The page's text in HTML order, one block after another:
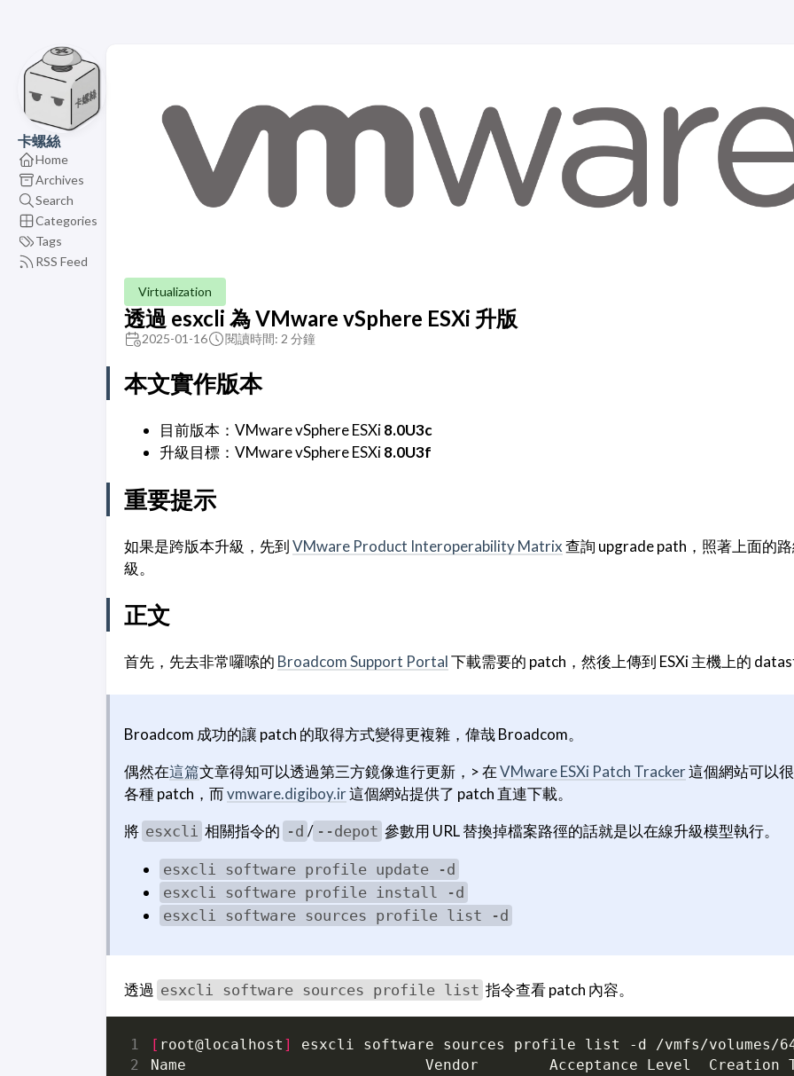
卡螺絲
Home
Archives
Search
Categories
Tags
RSS Feed
Virtualization
透過 esxcli 為 VMware vSphere ESXi 升版
2025-01-16 閱讀時間: 2 分鐘
本文實作版本
目前版本：VMware vSphere ESXi8.0U3c
升級目標：VMware vSphere ESXi8.0U3f
重要提示
如果是跨版本升級，先到VMware Product Interoperability Matrix查詢 upgrade path，照著上面的
級。
正文
首先，先去非常囉嗦的 Broadcom Support Portal下載需要的 patch，然後上傳到 ESXi 主機上的
Broadcom 成功的讓 patch 的取得方式變得更複雜，偉哉 Broadcom。
偶然在這篇文章得知可以透過第三方鏡像進行更新，> 在VMware ESXi Patch Tracker這個網站可以
各種 patch，而vmware.digiboy.ir這個網站提供了 patch 直連下載。
將 esxcli 相關指令的 -d / --depot 參數用 URL 替換掉檔案路徑的話就是以在線升級模型執行。
esxcli software profile update -d
esxcli software profile install -d
esxcli software sources profile list -d
透過 esxcli software sources profile list 指令查看 patch 內容。
[ root@localhost ]